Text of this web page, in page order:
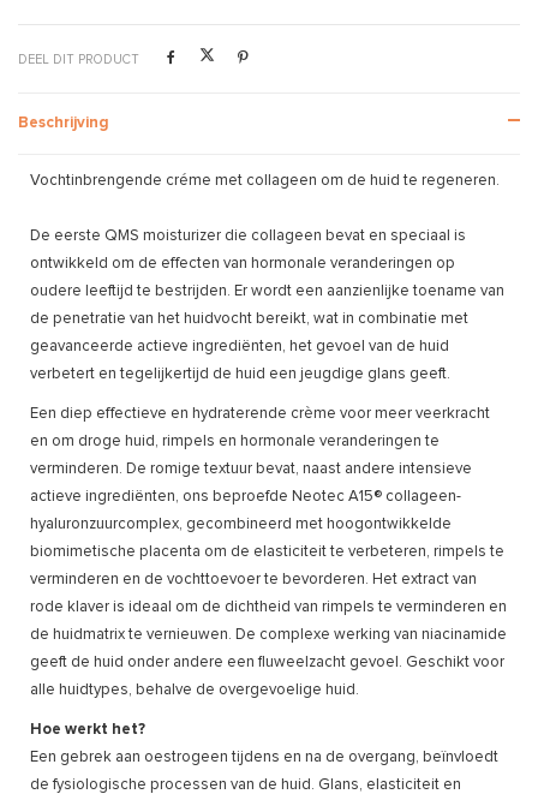
DEEL DIT PRODUCT
Beschrijving
Vochtinbrengende créme met collageen om de huid te regeneren.
De eerste QMS moisturizer die collageen bevat en speciaal is
ontwikkeld om de effecten van hormonale veranderingen op
oudere leeftijd te bestrijden. Er wordt een aanzienlijke toename van
de penetratie van het huidvocht bereikt, wat in combinatie met
geavanceerde actieve ingrediënten, het gevoel van de huid
verbetert en tegelijkertijd de huid een jeugdige glans geeft.
Een diep effectieve en hydraterende crème voor meer veerkracht
en om droge huid, rimpels en hormonale veranderingen te
verminderen. De romige textuur bevat, naast andere intensieve
actieve ingrediënten, ons beproefde Neotec A15® collageen-
hyaluronzuurcomplex, gecombineerd met hoogontwikkelde
biomimetische placenta om de elasticiteit te verbeteren, rimpels te
verminderen en de vochttoevoer te bevorderen. Het extract van
rode klaver is ideaal om de dichtheid van rimpels te verminderen en
de huidmatrix te vernieuwen. De complexe werking van niacinamide
geeft de huid onder andere een fluweelzacht gevoel. Geschikt voor
alle huidtypes, behalve de overgevoelige huid.
Hoe werkt het?
Een gebrek aan oestrogeen tijdens en na de overgang, beïnvloedt
de fysiologische processen van de huid. Glans, elasticiteit en